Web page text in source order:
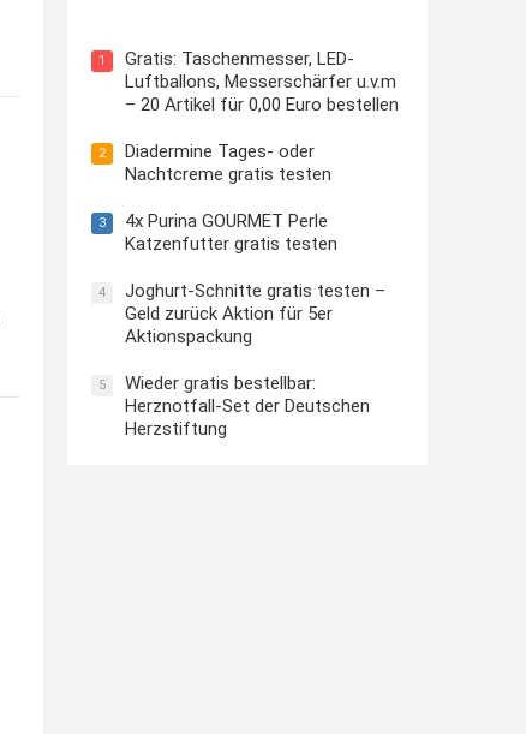
1
Gratis: Taschenmesser, LED-
Luftballons, Messerschärfer u.v.m
– 20 Artikel für 0,00 Euro bestellen
2
Diadermine Tages- oder
Nachtcreme gratis testen
3
4x Purina GOURMET Perle
Katzenfutter gratis testen
4
Joghurt-Schnitte gratis testen –
Geld zurück Aktion für 5er
Aktionspackung
5
Wieder gratis bestellbar:
Herznotfall-Set der Deutschen
Herzstiftung